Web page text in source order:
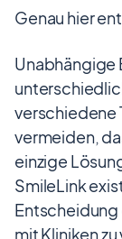
Genau hier
Unabhängige
verschiedene
vermeiden,
einzige
SmileLink
Entscheidung
mit Kliniken